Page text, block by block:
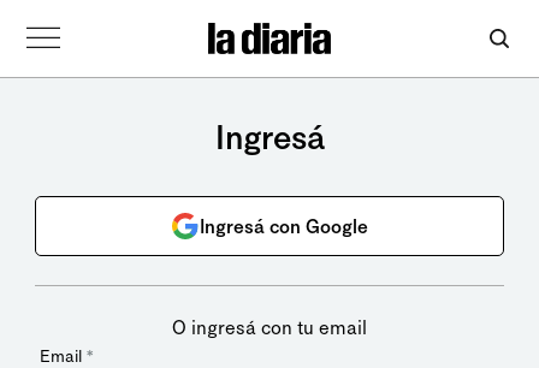
Ingresá
Ingresá con Google
O ingresá con tu email
Email *